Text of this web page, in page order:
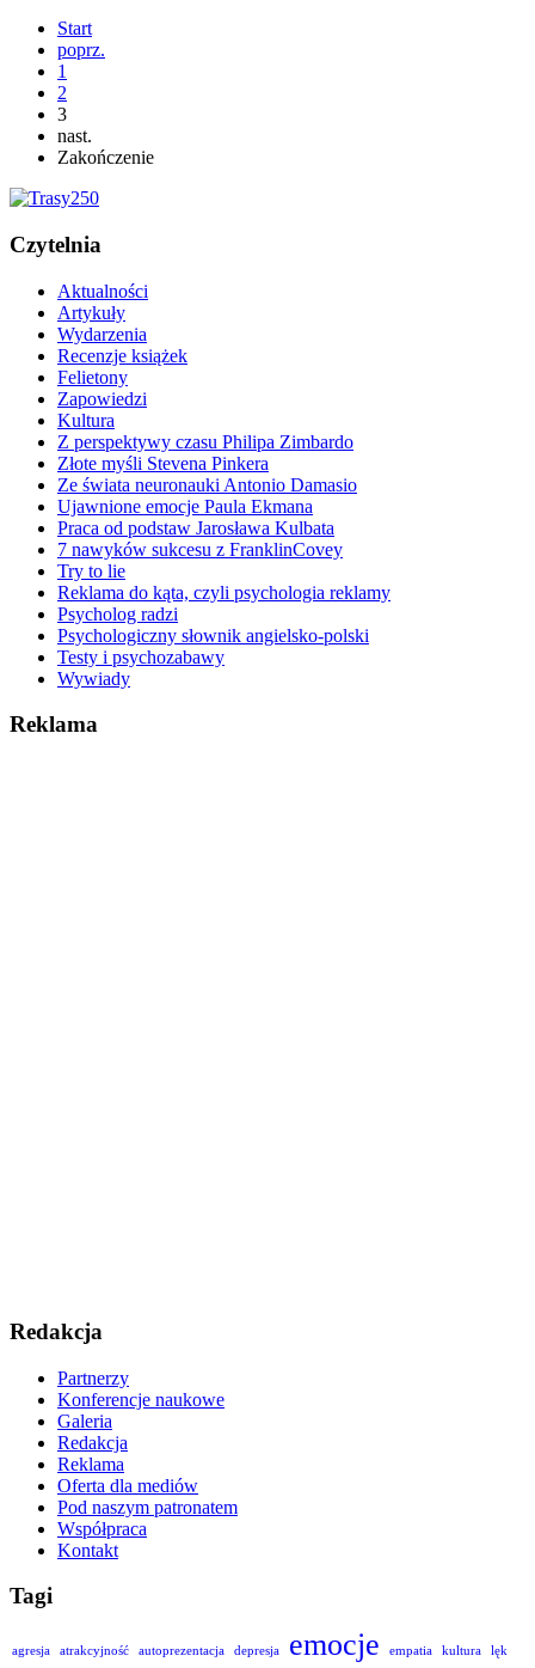
Start
poprz.
1
2
3
nast.
Zakończenie
Czytelnia
Aktualności
Artykuły
Wydarzenia
Recenzje książek
Felietony
Zapowiedzi
Kultura
Z perspektywy czasu Philipa Zimbardo
Złote myśli Stevena Pinkera
Ze świata neuronauki Antonio Damasio
Ujawnione emocje Paula Ekmana
Praca od podstaw Jarosława Kulbata
7 nawyków sukcesu z FranklinCovey
Try to lie
Reklama do kąta, czyli psychologia reklamy
Psycholog radzi
Psychologiczny słownik angielsko-polski
Testy i psychozabawy
Wywiady
Reklama
Redakcja
Partnerzy
Konferencje naukowe
Galeria
Redakcja
Reklama
Oferta dla mediów
Pod naszym patronatem
Współpraca
Kontakt
Tagi
agresja atrakcyjność autoprezentacja depresja emocje empatia kultura
lęk